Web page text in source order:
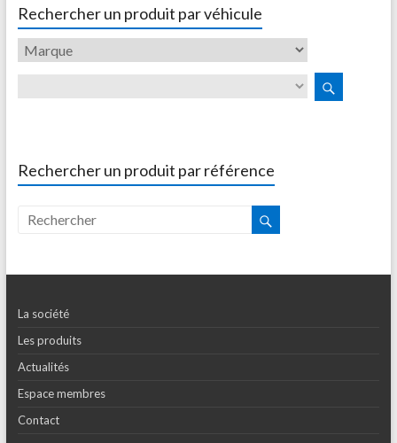
Rechercher un produit par véhicule
Rechercher un produit par référence
La société
Les produits
Actualités
Espace membres
Contact